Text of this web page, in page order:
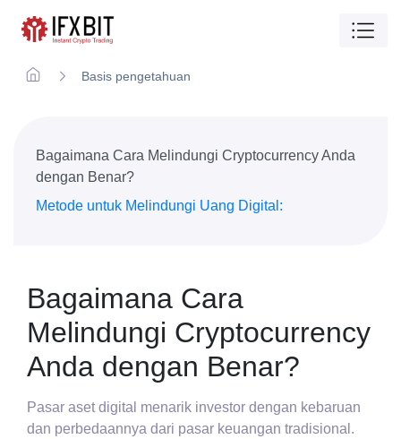
Basis pengetahuan
Bagaimana Cara Melindungi Cryptocurrency Anda
dengan Benar?
Metode untuk Melindungi Uang Digital:
Bagaimana Cara
Melindungi Cryptocurrency
Anda dengan Benar?
Pasar aset digital menarik investor dengan kebaruan
dan perbedaannya dari pasar keuangan tradisional.